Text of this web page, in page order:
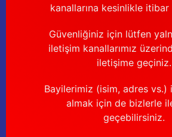
kanallarına kesinlikle
Güvenliğiniz için lütfen
iletişim kanallarımız
iletişime geçiniz.
Bayilerimiz (isim, adres
almak için de bizlerle
geçebilirsiniz.